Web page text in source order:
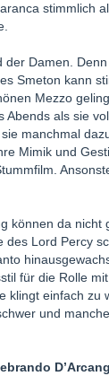
stimmlich
der Damen.
Smeton kann
Mezzo
Abends als sie
manchmal
Mimik und
können da nicht
des Lord Percy
für die Rolle
klingt einfach zu
und